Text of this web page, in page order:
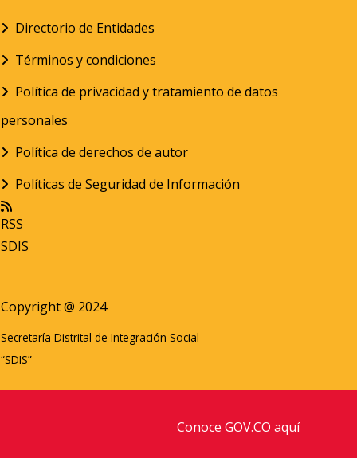
Directorio de Entidades
Términos y condiciones
Política de privacidad y tratamiento de datos
personales
Política de derechos de autor
Políticas de Seguridad de Información
RSS
SDIS
Copyright @ 2024
Secretaría Distrital de Integración Social
“SDIS”
Conoce GOV.CO aquí